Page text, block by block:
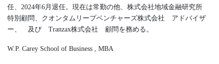
任、2024年6月退任。現在は常勤の他、株式会社地域金融研究所
特別顧問、クオンタムリープベンチャーズ株式会社 アドバイザ
ー、 及び Tranzax株式会社 顧問を務める。
W.P. Carey School of Business , MBA